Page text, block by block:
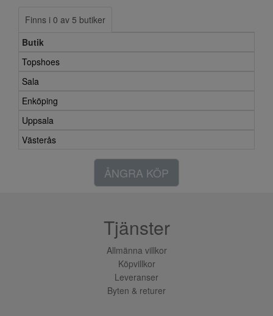
Finns i 0 av 5 butiker
Butik
Topshoes
Sala
Enköping
Uppsala
Västerås
ÅNGRA KÖP
Tjänster
Allmänna villkor
Köpvillkor
Leveranser
Byten & returer